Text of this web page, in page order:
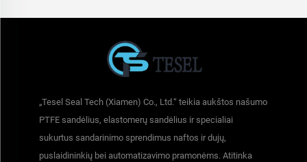
„Tesel Seal Tech (Xiamen) Co., Ltd.“ teikia aukštos našumo
PTFE sandėlius, elastomerų sandėlius ir specialiai
sukurtus sandarinimo sprendimus naftos ir dujų,
puslaidininkių bei automatizavimo pramonėms. Atitinka